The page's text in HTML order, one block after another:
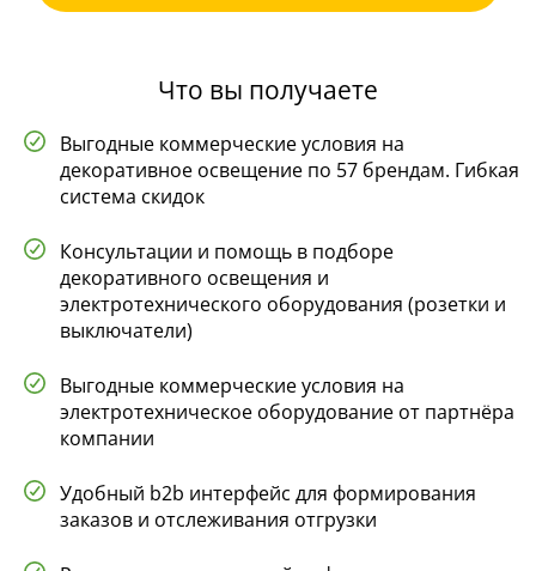
Что вы получаете
Выгодные коммерческие условия на
декоративное освещение по 57 брендам. Гибкая
система скидок
Консультации и помощь в подборе
декоративного освещения и
электротехнического оборудования (розетки и
выключатели)
Выгодные коммерческие условия на
электротехническое оборудование от партнёра
компании
Удобный b2b интерфейс для формирования
заказов и отслеживания отгрузки